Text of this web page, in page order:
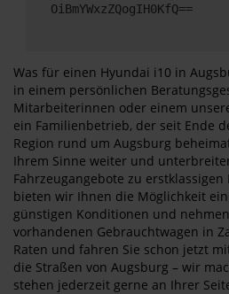
OiBmYWxzZQogIH0KfQ==
Was für einen Hyundai i10 in
in einem persönlichen
Mitarbeiterinnen oder einem
ein Familienbetrieb, der seit Ende
Region rund um Augsburg
Ihrem Sinne weiter und
Fahrzeugangebote zu erstklassigen
bieten wir Ihnen die Möglichkeit
günstigen Konditionen und
vorhandenen Gebrauchtwagen in
Raten und fahren Sie schon jetzt
die Straßen von Augsburg – wir
stehen jederzeit gerne an Ihrer